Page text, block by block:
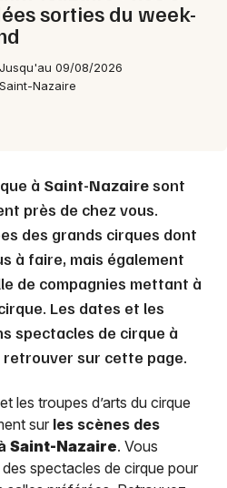
sorties du week-
Jusqu'au 09/08/2026
Saint-Nazaire
à Saint-Nazairesont
près de chez vous.
des grands cirques dont
à faire, mais également
de compagnies mettant à
Les dates et les
spectacles de cirque à
retrouver sur cette page.
les troupes d’arts du cirque
sur les scènes des
Saint-Nazaire. Vous
spectacles de cirque pour